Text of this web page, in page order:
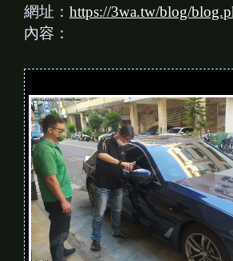
網址： https://3wa.tw/blog/
內容：